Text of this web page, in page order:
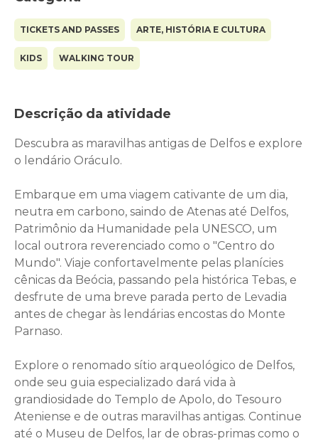
TICKETS AND PASSES ARTE, HISTÓRIA E CULTURA
KIDS WALKING TOUR
Descrição da atividade
Descubra as maravilhas antigas de Delfos e explore
o lendário Oráculo.
Embarque em uma viagem cativante de um dia,
neutra em carbono, saindo de Atenas até Delfos,
Patrimônio da Humanidade pela UNESCO, um
local outrora reverenciado como o "Centro do
Mundo". Viaje confortavelmente pelas planícies
cênicas da Beócia, passando pela histórica Tebas, e
desfrute de uma breve parada perto de Levadia
antes de chegar às lendárias encostas do Monte
Parnaso.
Explore o renomado sítio arqueológico de Delfos,
onde seu guia especializado dará vida à
grandiosidade do Templo de Apolo, do Tesouro
Ateniense e de outras maravilhas antigas. Continue
até o Museu de Delfos, lar de obras-primas como o